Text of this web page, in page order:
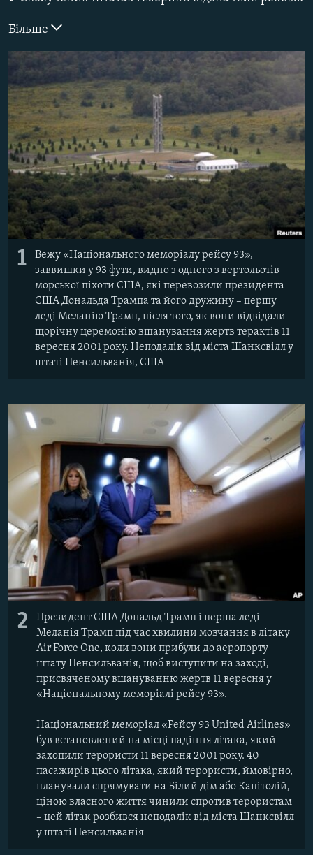
УКРАЇНСЬКА ПРОБЛЕМА КРИМУ
ІНФОГРАФІКА
Русский
Qırımtatar
ДОЛУЧАЙСЯ!
Усі сайти RFE/RL
Більше
1
Вежу «Національного меморіалу рейсу 93»,
заввишки у 93 фути, видно з одного з вертольотів
морської піхоти США, які перевозили президента
США Дональда Трампа та його дружину – першу
леді Меланію Трамп, після того, як вони відвідали
щорічну церемонію вшанування жертв терактів 11
вересня 2001 року. Неподалік від міста Шанксвілл у
штаті Пенсильванія, США
2
Президент США Дональд Трамп і перша леді
Меланія Трамп під час хвилини мовчання в літаку
Air Force One, коли вони прибули до аеропорту
штату Пенсильванія, щоб виступити на заході,
присвяченому вшануванню жертв 11 вересня у
«Національному меморіалі рейсу 93».
Національний меморіал «Рейсу 93 United Airlines»
був встановлений на місці падіння літака, який
захопили терористи 11 вересня 2001 року. 40
пасажирів цього літака, який терористи, ймовірно,
планували спрямувати на Білий дім або Капітолій,
ціною власного життя чинили спротив терористам
– цей літак розбився неподалік від міста Шанксвілл
у штаті Пенсильванія